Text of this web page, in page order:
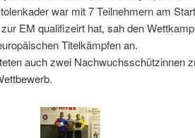
war mit 7 Teilnehmern am
EM qualifizeirt hat, sah den
Titelkämpfen an.
auch zwei Nachwuchsschützinnen